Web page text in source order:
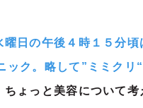
日の午後 ４時１５分頃
ック。略 して”ミミク
ちょっと美容について考